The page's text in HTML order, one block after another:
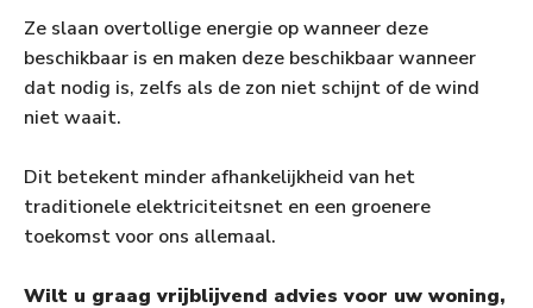
Ze slaan overtollige energie op wanneer deze
beschikbaar is en maken deze beschikbaar wanneer
dat nodig is, zelfs als de zon niet schijnt of de wind
niet waait.
Dit betekent minder afhankelijkheid van het
traditionele elektriciteitsnet en een groenere
toekomst voor ons allemaal.
Wilt u graag vrijblijvend advies voor uw woning,